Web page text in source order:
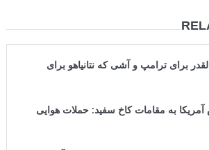
برای ترامپ و آشی که نتانیاهو برای
آمریکا به مقامات کاخ سفید: حملات هوایی